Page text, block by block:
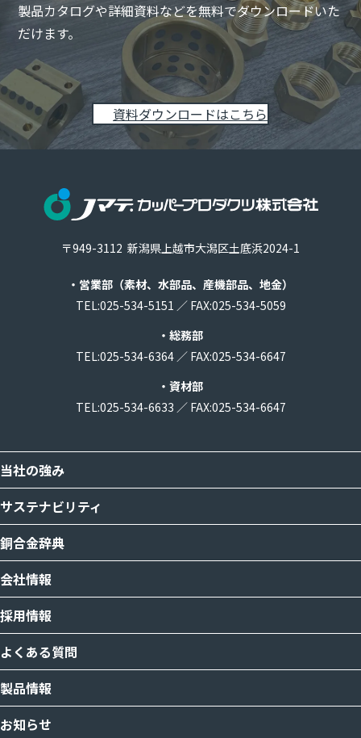
製品カタログや詳細資料などを無料でダウンロードいた
だけます。
資料ダウンロードはこちら
〒949-3112 新潟県上越市大潟区土底浜2024-1
・営業部 （素材、水部品、産機部品、地金）
TEL:025-534-5151 ／ FAX:025-534-5059
・総務部
TEL:025-534-6364／ FAX:025-534-6647
・資材部
TEL:025-534-6633 ／ FAX:025-534-6647
当社の強み
サステナビリティ
銅合金辞典
会社情報
採用情報
よくある質問
製品情報
お知らせ